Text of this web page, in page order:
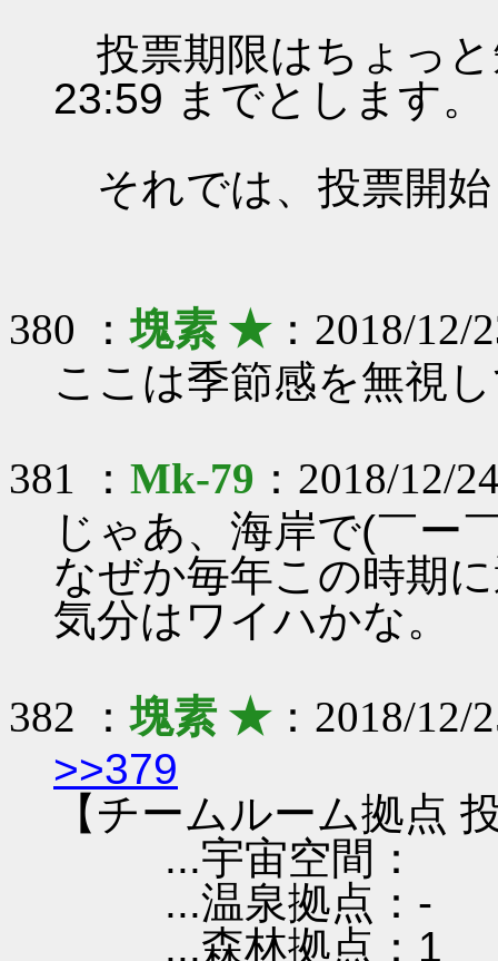
投票期限はちょっ
23:59 までとします。
それでは、投票開
380 ：塊素 ★：2018/12/
ここは季節感を無視
381 ： Mk-79 ：2018/12/
じゃあ、海岸で(￣ー
なぜか毎年この時期
気分はワイハかな。
382 ：塊素 ★：2018/12/
>>379
【チームルーム拠点
...宇宙空間：
...温泉拠点：-
...森林拠点：1